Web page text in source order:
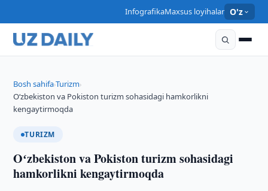
InfografikaMaxsus loyihalar O'z
Bosh sahifa›Turizm›
Oʻzbekiston va Pokiston turizm sohasidagi hamkorlikni
kengaytirmoqda
TURIZM
Oʻzbekiston va Pokiston turizm sohasidagi
hamkorlikni kengaytirmoqda